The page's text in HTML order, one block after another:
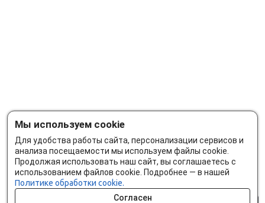
Мы используем cookie
Для удобства работы сайта, персонализации сервисов и
анализа посещаемости мы используем файлы cookie.
Продолжая использовать наш сайт, вы соглашаетесь с
использованием файлов cookie. Подробнее — в нашей
Политике обработки cookie.
Согласен